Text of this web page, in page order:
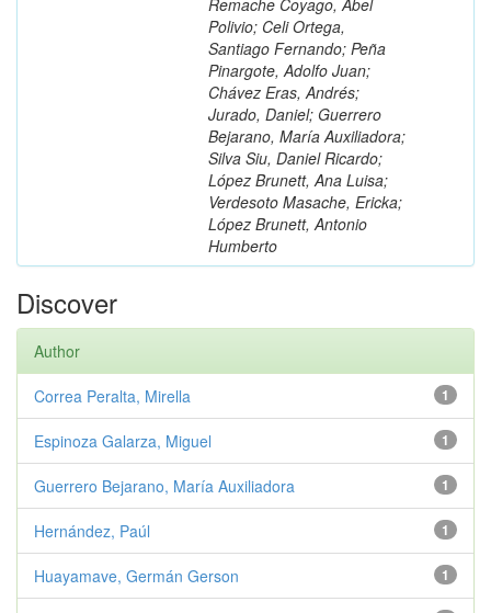
Polivio; Celi Ortega,
Santiago Fernando; Peña
Pinargote, Adolfo Juan;
Chávez Eras, Andrés;
Jurado, Daniel; Guerrero
Bejarano, María Auxiliadora;
Silva Siu, Daniel Ricardo;
López Brunett, Ana Luisa;
Verdesoto Masache, Ericka;
López Brunett, Antonio
Humberto
Discover
Author
1
Correa Peralta, Mirella
1
Espinoza Galarza, Miguel
1
Guerrero Bejarano, María Auxiliadora
1
Hernández, Paúl
1
Huayamave, Germán Gerson